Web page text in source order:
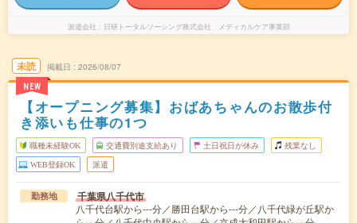
派遣会社 日研トータルソーシング株式会社 メディカルケア事業部
未読
NEW
掲載日 2026/08/07
【オープニング募集】おばあちゃんのお散歩付
き添いも仕事の1つ
職種未経験OK 交通費別途支給あり 土日祝日が休み 残業なし
WEB登録OK 派遣
勤務地 千葉県八千代市
八千代台駅から---分／勝田台駅から---分／八千代緑が丘駅か